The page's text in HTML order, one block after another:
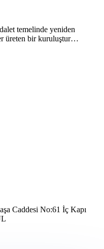
temelinde yeniden
üreten bir kuruluştur…
Caddesi No:61 İç Kapı